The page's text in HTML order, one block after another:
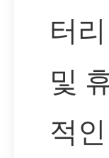
터
및
적